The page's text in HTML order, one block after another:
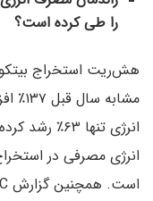
را طی کرده است؟
انرژی تنها